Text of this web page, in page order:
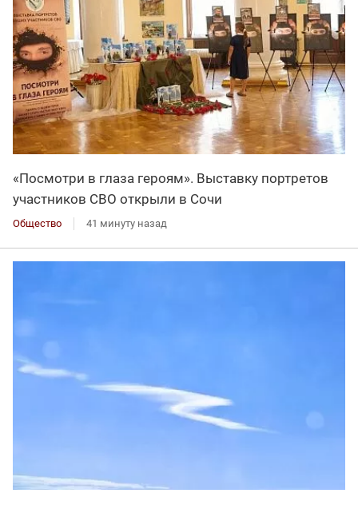
«Посмотри в глаза героям». Выставку портретов
участников СВО открыли в Сочи
Общество 41 минуту назад